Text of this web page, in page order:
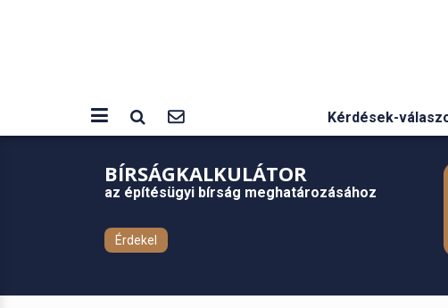
Kérdések-
BÍRSÁGKALKULÁTOR
az építésügyi bírság meghatározásához
Érdekel